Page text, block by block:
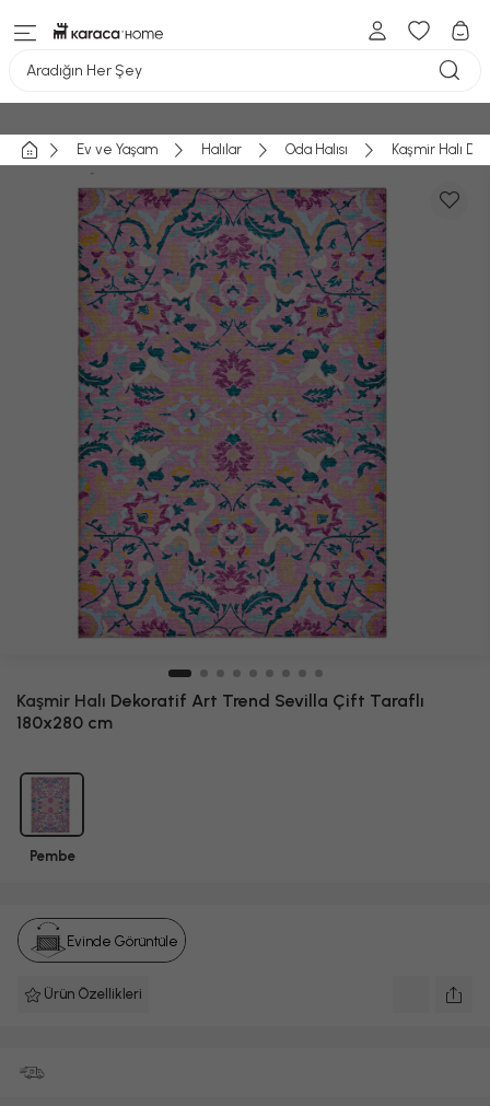
Aradığın Her Şey
Ev ve Yaşam Halılar Oda Halısı Kaşmir Halı
Kaşmir Halı Dekoratif Art Trend Sevilla Çift Taraflı
180x280 cm
Pembe
Evinde Görüntüle
Ürün Özellikleri